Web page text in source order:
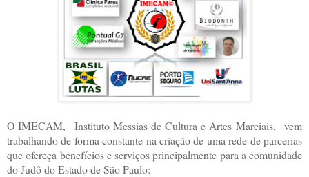
O IMECAM, Instituto Messias de Cultura e Artes Marciais, vem
trabalhando de forma constante na criação de uma rede de parcerias
que ofereça benefícios e serviços principalmente para a comunidade
do Judô do Estado de São Paulo: